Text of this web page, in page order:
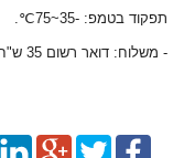
תפקוד בטמפ: -35~75℃.
- משלוח: דואר רשום 35 ש"ח (דואר שליחים 70 ש"ח).